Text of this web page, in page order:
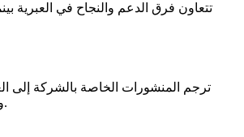
تتعاون فرق الدعم والنجاح في العبرية
ترجم المنشورات الخاصة بالشركة إلى
والموظفون على وفاق.